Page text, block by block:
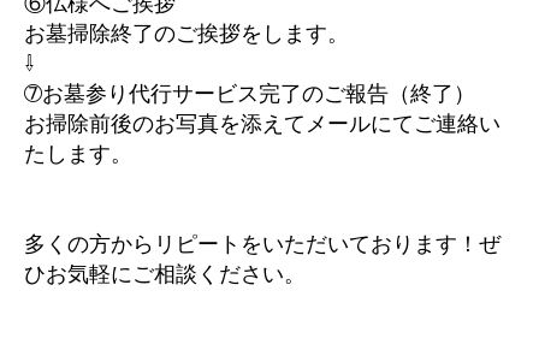
お墓掃除終了のご挨拶をします。
⇩
➆お墓参り代行サービス完了のご報告（終了）
お掃除前後のお写真を添えてメールにてご連絡い
たします。
多くの方からリピートをいただいております！ぜ
ひお気軽にご相談ください。